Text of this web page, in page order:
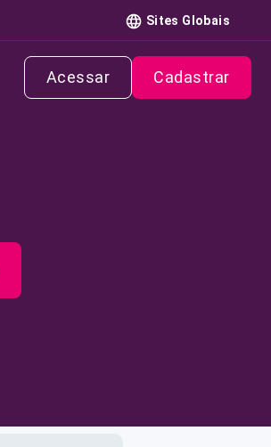
Sites Globais
Acessar Cadastrar